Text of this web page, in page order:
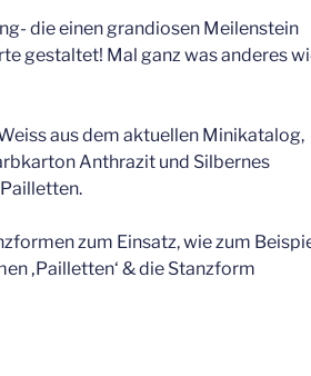
die einen grandiosen Meilenstein
gestaltet! Mal ganz was anderes
aus dem aktuellen Minikatalog,
Anthrazit und Silbernes
zum Einsatz, wie zum
‚Pailletten‘ & die Stanzform